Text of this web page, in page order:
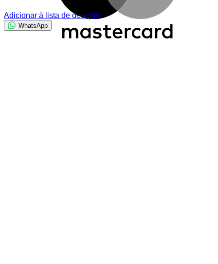
Adicionar à lista de desejos
WhatsApp